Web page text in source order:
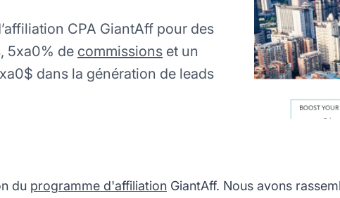
CPA GiantAff pour des
5xa0% de commissions et un
dans la génération de leads
du programme d'affiliation GiantAff. Nous avons